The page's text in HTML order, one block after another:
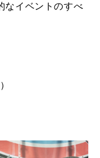
なイベントのすべ